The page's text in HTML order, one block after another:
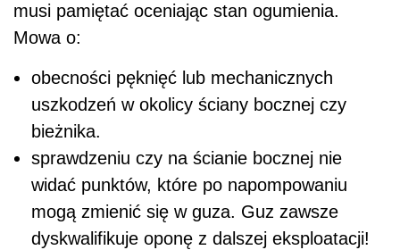
musi pamiętać oceniając stan ogumienia.
Mowa o:
obecności pęknięć lub mechanicznych
uszkodzeń w okolicy ściany bocznej czy
bieżnika.
sprawdzeniu czy na ścianie bocznej nie
widać punktów, które po napompowaniu
mogą zmienić się w guza. Guz zawsze
dyskwalifikuje oponę z dalszej eksploatacji!